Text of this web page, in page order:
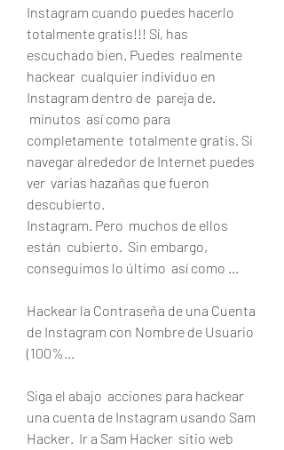
Instagram cuando puedes hacerlo
totalmente gratis!!! Sí, has
escuchado bien. Puedes  realmente
hackear  cualquier individuo en
Instagram dentro de  pareja de.
completamente  totalmente gratis. Si
navegar alrededor de Internet puedes
ver  varias hazañas que fueron
descubierto.
Instagram. Pero  muchos de ellos
están  cubierto.  Sin embargo,
conseguimos lo último  así como ...
Hackear la Contraseña de una Cuenta
de Instagram con Nombre de Usuario
(100%...
Siga el abajo  acciones para hackear
una cuenta de Instagram usando Sam
Hacker.  Ir a Sam Hacker  sitio web